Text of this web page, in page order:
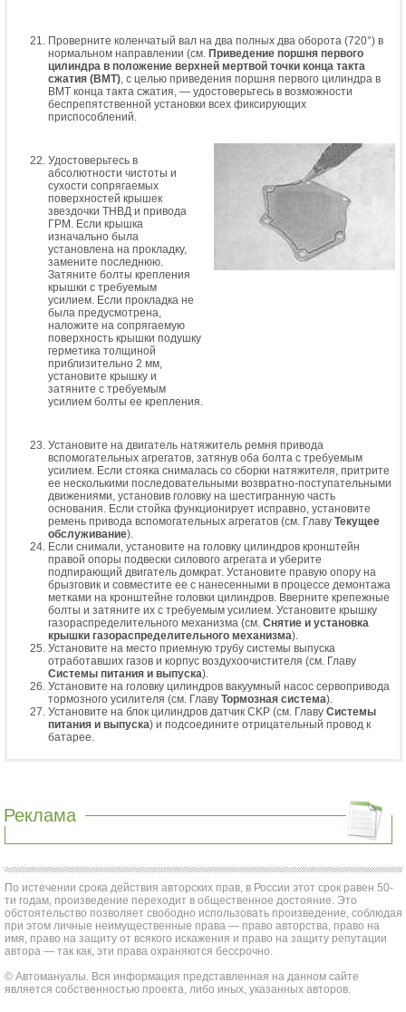
Проверните коленчатый вал на два полных два оборота (720°) в
нормальном направлении (см. Приведение поршня первого
цилиндра в положение верхней мертвой точки конца такта
сжатия (ВМТ), с целью приведения поршня первого цилиндра в
ВМТ конца такта сжатия, — удостоверьтесь в возможности
беспрепятственной установки всех фиксирующих
приспособлений.
Удостоверьтесь в
абсолютности чистоты и
сухости сопрягаемых
поверхностей крышек
звездочки ТНВД и привода
ГРМ. Если крышка
изначально была
установлена на прокладку,
замените последнюю.
Затяните болты крепления
крышки с требуемым
усилием. Если прокладка не
была предусмотрена,
наложите на сопрягаемую
поверхность крышки подушку
герметика толщиной
приблизительно 2 мм,
установите крышку и
затяните с требуемым
усилием болты ее крепления.
Установите на двигатель натяжитель ремня привода
вспомогательных агрегатов, затянув оба болта с требуемым
усилием. Если стояка снималась со сборки натяжителя, притрите
ее несколькими последовательными возвратно-поступательными
движениями, установив головку на шестигранную часть
основания. Если стойка функционирует исправно, установите
ремень привода вспомогательных агрегатов (см. Главу Текущее
обслуживание).
Если снимали, установите на головку цилиндров кронштейн
правой опоры подвески силового агрегата и уберите
подпирающий двигатель домкрат. Установите правую опору на
брызговик и совместите ее с нанесенными в процессе демонтажа
метками на кронштейне головки цилиндров. Вверните крепежные
болты и затяните их с требуемым усилием. Установите крышку
газораспределительного механизма (см. Снятие и установка
крышки газораспределительного механизма).
Установите на место приемную трубу системы выпуска
отработавших газов и корпус воздухоочистителя (см. Главу
Системы питания и выпуска).
Установите на головку цилиндров вакуумный насос сервопривода
тормозного усилителя (см. Главу Тормозная система).
Установите на блок цилиндров датчик CKP (см. Главу Системы
питания и выпуска) и подсоедините отрицательный провод к
батарее.
Реклама
По истечении срока действия авторских прав, в России этот срок равен 50-
ти годам, произведение переходит в общественное достояние. Это
обстоятельство позволяет свободно использовать произведение, соблюдая
при этом личные неимущественные права — право авторства, право на
имя, право на защиту от всякого искажения и право на защиту репутации
автора — так как, эти права охраняются бессрочно.
© Автомануалы. Вся информация представленная на данном сайте
является собственностью проекта, либо иных, указанных авторов.